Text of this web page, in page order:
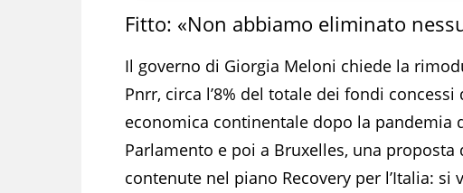
Fitto: «Non abbiamo eliminato
Il governo di Giorgia Meloni chiede la
Pnrr, circa l’8% del totale dei fondi
economica continentale dopo la pandemia
Parlamento e poi a Bruxelles, una
contenute nel piano Recovery per l’Italia: